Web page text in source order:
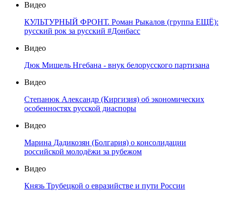
Видео
КУЛЬТУРНЫЙ ФРОНТ. Роман Рыкалов (группа ЕЩЁ):
русский рок за русский #Донбасс
Видео
Дюк Мишель Нгебана - внук белорусского партизана
Видео
Степанюк Александр (Киргизия) об экономических
особенностях русской диаспоры
Видео
Марина Дадикозян (Болгария) о консолидации
российской молодёжи за рубежом
Видео
Князь Трубецкой о евразийстве и пути России